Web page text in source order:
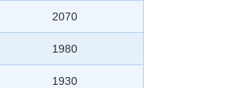
2070
1980
1930